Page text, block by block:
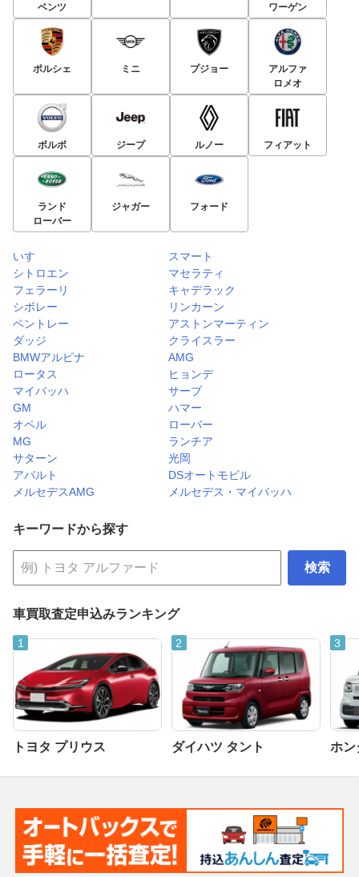
ベンツ
ワーゲン
ポルシェ ミニ プジョー
アルファ
ロメオ
ボルボ ジープ ルノー フィアット
ランド
ローバー
ジャガー フォード
いすゞ
スマート
シトロエン
マセラティ
フェラーリ
キャデラック
シボレー
リンカーン
ベントレー
アストンマーティン
ダッジ
クライスラー
BMWアルピナ
AMG
ロータス
ヒョンデ
マイバッハ
サーブ
GM
ハマー
オペル
ローバー
MG
ランチア
サターン
光岡
アバルト
DSオートモビル
メルセデスAMG
メルセデス・マイバッハ
キーワードから探す
検索
車買取査定申込みランキング
トヨタ プリウス ダイハツ タント ホン